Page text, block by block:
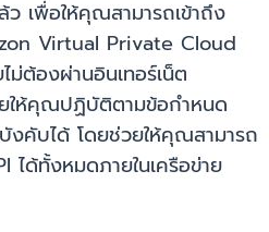
ว เพื่อให้คุณสามารถเข้าถึง
Virtual Private Cloud
ต้องผ่านอินเทอร์เน็ต
ให้คุณปฏิบัติตามข้อกำหนด
คับได้ โดยช่วยให้คุณสามารถ
ได้ทั้งหมดภายในเครือข่าย